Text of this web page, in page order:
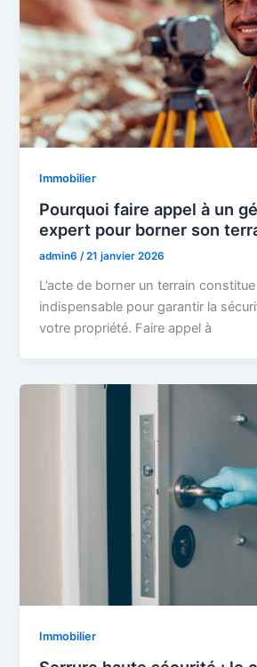
Immobilier
Pourquoi faire appel à un
expert pour borner son
admin6/21 janvier 2026
L’acte de borner un terrain
indispensable pour garantir la
votre propriété. Faire appel à
Immobilier